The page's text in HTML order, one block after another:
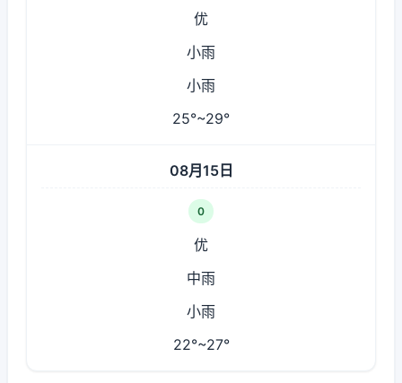
优
小雨
小雨
25°~29°
08月15日
0
优
中雨
小雨
22°~27°